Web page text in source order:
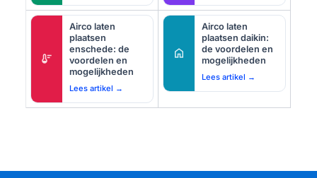
thermostat
Airco laten
plaatsen
enschede: de
voordelen en
mogelijkheden
Lees artikel →
home
Airco laten
plaatsen daikin:
de voordelen en
mogelijkheden
Lees artikel →